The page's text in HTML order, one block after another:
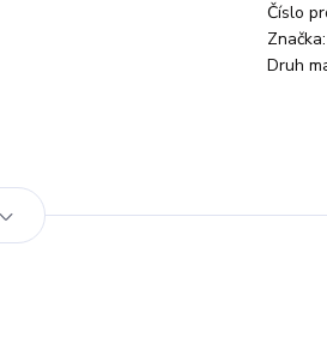
Číslo
Značka:
Druh